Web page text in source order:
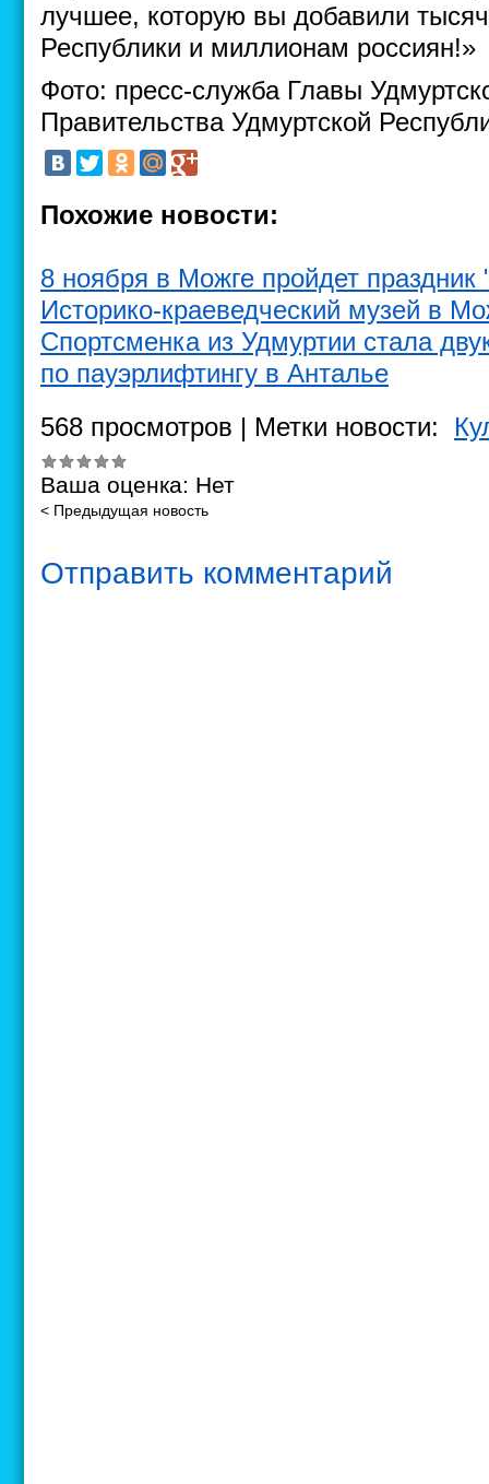
лучшее, которую вы добавили
Республики и миллионам россиян!»
Фото: пресс-служба Главы
Правительства Удмуртской
Похожие новости:
8 ноября в Можге пройдет праздник
Историко-краеведческий музей в
Спортсменка из Удмуртии стала
по пауэрлифтингу в Анталье
568 просмотров | Метки новости:
Ваша оценка: Нет
< Предыдущая новость
Отправить комментарий